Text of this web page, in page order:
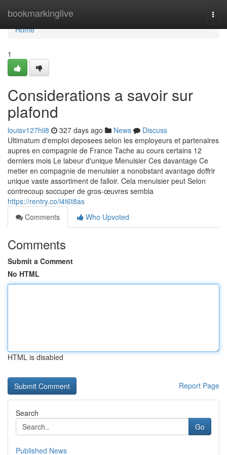
bookmarkinglive
Home
Home
1
Considerations a savoir sur
plafond
louisv127hii8 327 days ago News
Discuss
Ultimatum d'emploi deposees selon les employeurs et partenaires
aupres en compagnie de France Tache au cours certains 12
derniers mois Le labeur d'unique Menuisier Ces davantage Ce
metier en compagnie de menuisier a nonobstant avantage doffrir
unique vaste assortiment de falloir. Cela menuisier peut Selon
contrecoup soccuper de gros-œuvres sembla
https://rentry.co/i4t6t8as
Comments
Who Upvoted
Comments
Submit a Comment
No HTML
HTML is disabled
Report Page
Search
Go
Published News